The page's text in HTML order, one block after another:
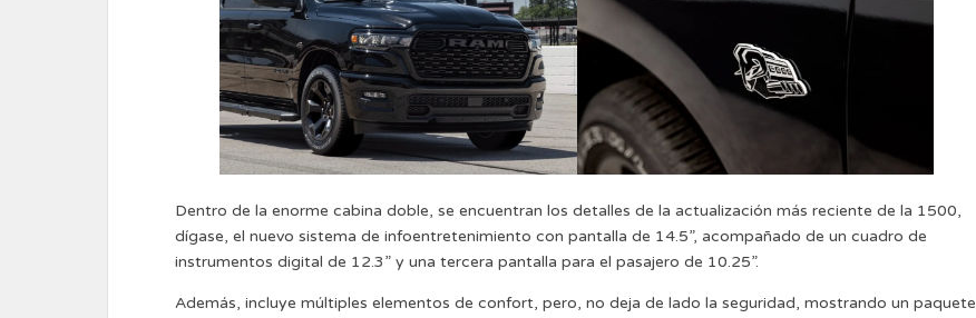
Dentro de la enorme cabina doble, se encuentran los detalles de la actualización más reciente de la 1500,
dígase, el nuevo sistema de infoentretenimiento con pantalla de 14.5”, acompañado de un cuadro de
instrumentos digital de 12.3” y una tercera pantalla para el pasajero de 10.25”.
Además, incluye múltiples elementos de confort, pero, no deja de lado la seguridad, mostrando un paquete